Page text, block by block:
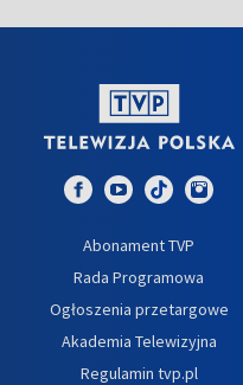
Abonament TVP
Rada Programowa
Ogłoszenia przetargowe
Akademia Telewizyjna
Regulamin tvp.pl